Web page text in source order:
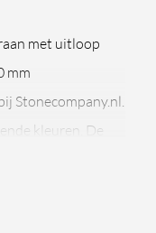
met uitloop
mm
Stonecompany.nl.
kleuren. De